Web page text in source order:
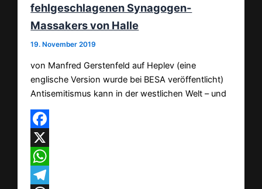
fehlgeschlagenen Synagogen-
Massakers von Halle
19. November 2019
von Manfred Gerstenfeld auf Heplev (eine
englische Version wurde bei BESA veröffentlicht)
Antisemitismus kann in der westlichen Welt – und
Facebook
X
WhatsApp